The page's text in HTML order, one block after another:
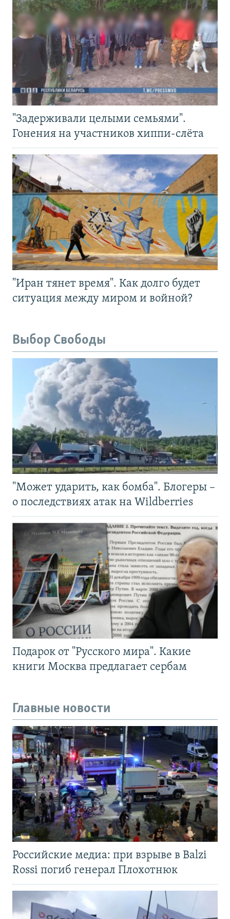
"Задерживали целыми семьями".
Гонения на участников хиппи-слёта
"Иран тянет время". Как долго будет
ситуация между миром и войной?
Выбор Свободы
"Может ударить, как бомба". Блогеры –
о последствиях атак на Wildberries
Подарок от "Русского мира". Какие
книги Москва предлагает сербам
Главные новости
Российские медиа: при взрыве в Balzi
Rossi погиб генерал Плохотнюк